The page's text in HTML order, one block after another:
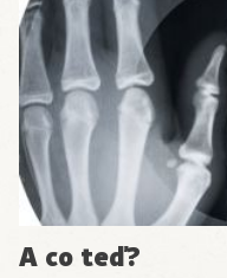
A co teď?